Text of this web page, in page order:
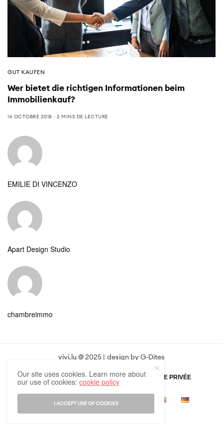
GUT KAUFEN
Wer bietet die richtigen Informationen beim
Immobilienkauf?
16 OCTOBRE 2018 2 MINS DE LECTURE
EMILIE DI VINCENZO
Apart Design Studio
chambreimmo
vivi.lu @ 2025 | design byG-Dites
POLITIQUE DE CONFIDENTIALITÉ VIE PRIVÉE
NOUS CONTACTER
Our site uses cookies. Learn more about
our use of cookies:cookie policy
I ACCEPT USE OF COOKIES